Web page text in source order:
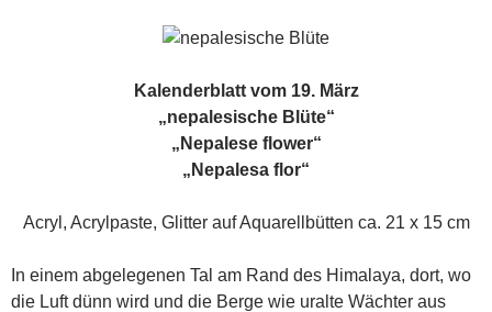
Kalenderblatt vom 19. März
„nepalesische Blüte“
„Nepalese flower“
„Nepalesa flor“
Acryl, Acrylpaste, Glitter auf Aquarellbütten ca. 21 x 15 cm
In einem abgelegenen Tal am Rand des Himalaya, dort, wo
die Luft dünn wird und die Berge wie uralte Wächter aus